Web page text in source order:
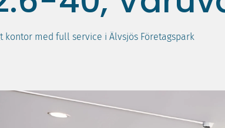
kontor med full service i Älvsjös Företagspark